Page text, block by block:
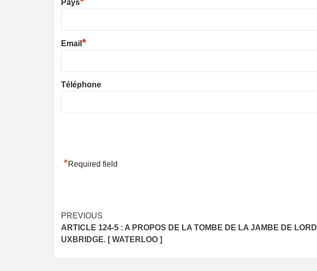
Pays
Email *
Téléphone
*Required field
Post
navigation
PREVIOUS
ARTICLE 124-5 : A PROPOS DE LA TOMBE DE LA JAMBE DE LORD
UXBRIDGE. [ WATERLOO ]